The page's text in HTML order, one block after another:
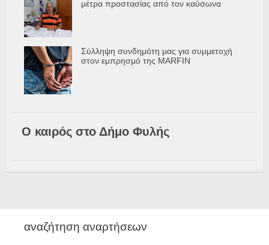
μέτρα προστασίας από τον καύσωνα
Σύλληψη συνδημότη μας για συμμετοχή
στον εμπρησμό της MARFIN
Ο καιρός στο Δήμο Φυλής
αναζήτηση αναρτήσεων